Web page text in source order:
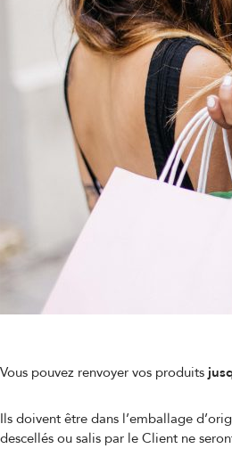
Vous pouvez renvoyer vos produits
Ils doivent être dans l’emballage
descellés ou salis par le Client ne